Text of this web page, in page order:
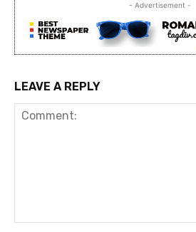
- Advertisement -
LEAVE A REPLY